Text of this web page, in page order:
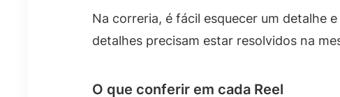
Na correria, é fácil esquecer um detalhe
detalhes precisam estar resolvidos na
O que conferir em cada Reel